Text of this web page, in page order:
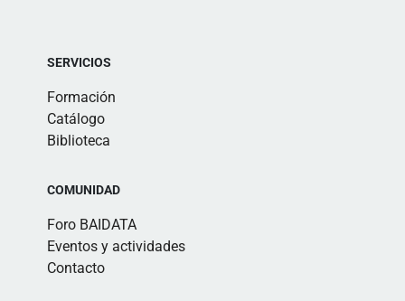
SERVICIOS
Formación
Catálogo
Biblioteca
COMUNIDAD
Foro BAIDATA
Eventos y actividades
Contacto